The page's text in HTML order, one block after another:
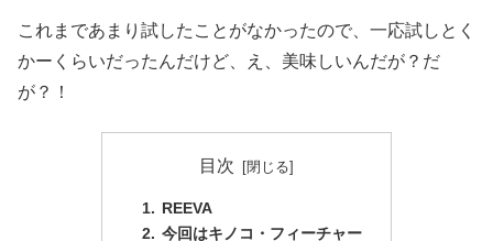
これまであまり試したことがなかったので、一応試しとく
かーくらいだったんだけど、え、美味しいんだが？だ
が？！
目次
REEVA
今回はキノコ・フィーチャー